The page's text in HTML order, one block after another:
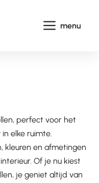
menu
perfect voor het
elke ruimte.
kleuren en afmetingen
Of je nu kiest
je geniet altijd van